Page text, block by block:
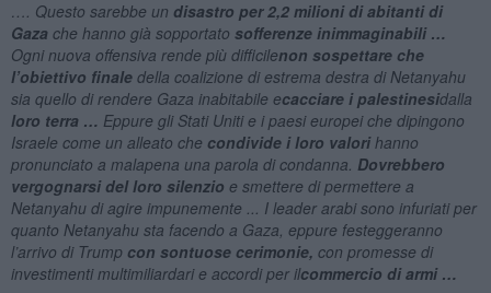
…. Questo sarebbe un disastro per 2,2 milioni di abitanti di
Gazache hanno già sopportato sofferenze inimmaginabili…
Ogni nuova offensiva rende più difficilenon sospettare che
l’obiettivo finaledella coalizione di estrema destra di Netanyahu
sia quello di rendere Gaza inabitabile ecacciare i palestinesidalla
loro terra… Eppure gli Stati Uniti e i paesi europei che dipingono
Israele come un alleato che condivide i loro valorihanno
pronunciato a malapena una parola di condanna. Dovrebbero
vergognarsi del loro silenzio e smettere di permettere a
Netanyahu di agire impunemente ... I leader arabi sono infuriati per
quanto Netanyahu sta facendo a Gaza, eppure festeggeranno
l’arrivo di Trump con sontuose cerimonie, con promesse di
investimenti multimiliardari e accordi per ilcommercio di armi…